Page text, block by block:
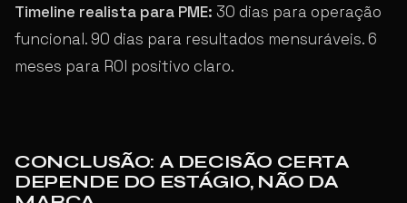
Timeline realista para PME: 30 dias para operação
funcional. 90 dias para resultados mensuráveis. 6
meses para ROI positivo claro.
CONCLUSÃO: A DECISÃO CERTA
DEPENDE DO ESTÁGIO, NÃO DA